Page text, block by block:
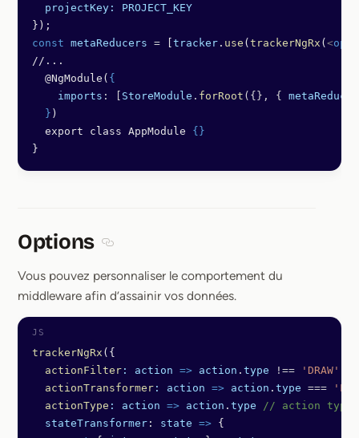
  projectKey:
PROJECT_KEY
});
const metaReducers = tracker . use ( trackerNgRx ( <
//...
  @NgModule(
{
    imports
: [ StoreModule . forRoot ({}, {
  }
)
  export class AppModule
{}
}
Options
Vous pouvez personnaliser le comportement du
middleware afin d’assainir vos données.
trackerNgRx ({
  actionFilter
: action => action . type !== 'DRAW'
  actionTransformer
: action => action . type ===
  actionType
: action => action . type // action type
  stateTransformer
: state => {